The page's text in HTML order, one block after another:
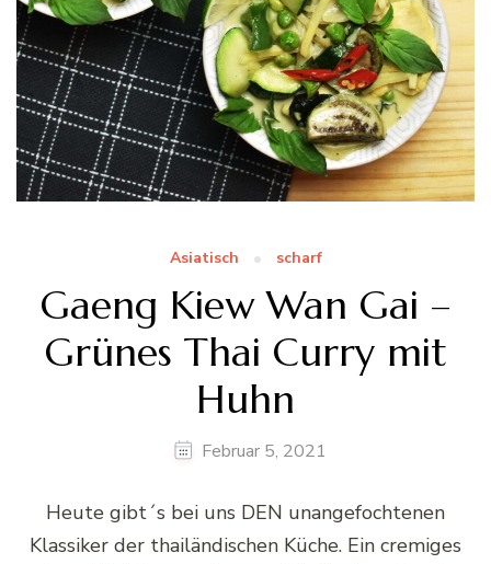
Asiatisch scharf
Gaeng Kiew Wan Gai –
Grünes Thai Curry mit
Huhn
Februar 5, 2021
Heute gibt´s bei uns DEN unangefochtenen
Klassiker der thailändischen Küche. Ein cremiges